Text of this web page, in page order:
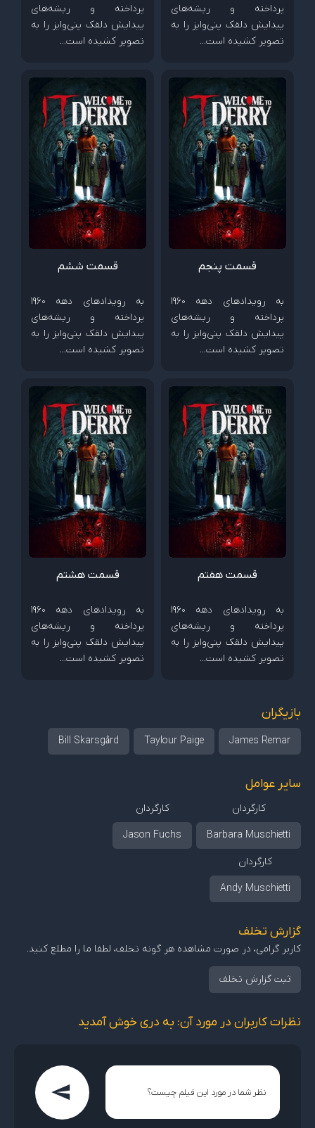
پرداخته و ریشه‌های
پیدایش دلقک پنی‌وایز را به
تصویر کشیده است…
پرداخته و ریشه‌های
پیدایش دلقک پنی‌وایز را به
تصویر کشیده است…
قسمت پنجم
به رویدادهای دهه 1960
پرداخته و ریشه‌های
پیدایش دلقک پنی‌وایز را به
تصویر کشیده است…
قسمت ششم
به رویدادهای دهه 1960
پرداخته و ریشه‌های
پیدایش دلقک پنی‌وایز را به
تصویر کشیده است…
قسمت هفتم
به رویدادهای دهه 1960
پرداخته و ریشه‌های
پیدایش دلقک پنی‌وایز را به
تصویر کشیده است…
قسمت هشتم
به رویدادهای دهه 1960
پرداخته و ریشه‌های
پیدایش دلقک پنی‌وایز را به
تصویر کشیده است…
بازیگران
James Remar
Taylour Paige
Bill Skarsgård
سایر عوامل
کارگردان
Barbara Muschietti
کارگردان
Jason Fuchs
کارگردان
Andy Muschietti
گزارش تخلف
کاربر گرامی، در صورت مشاهده هر گونه تخلف، لطفا ما را مطلع کنید.
ثبت گزارش تخلف
نظرات کاربران در مورد آن: به دری خوش آمدید